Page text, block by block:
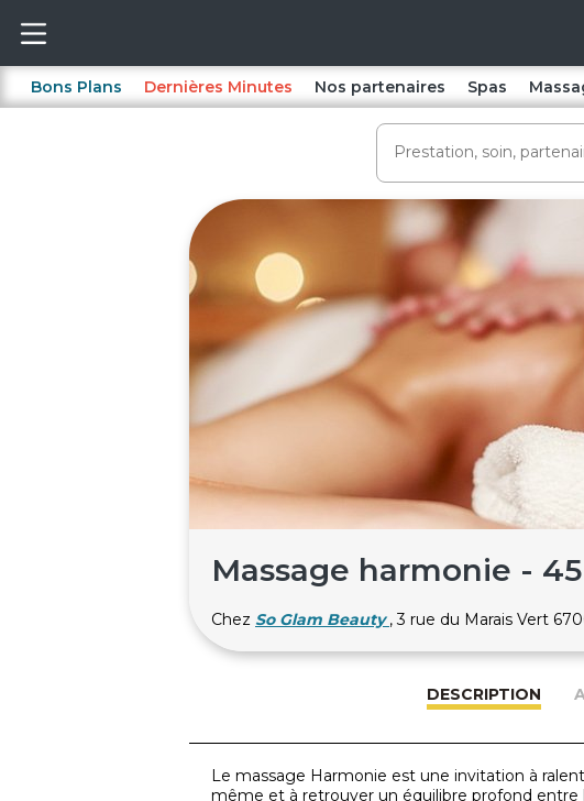
Bons Plans Dernières Minutes Nos partenaires Spas
Massage harmonie -
Chez So Glam Beauty , 3 rue du Marais Vert
DESCRIPTION
Le massage Harmonie est une invitation à
même et à retrouver un équilibre profond entre